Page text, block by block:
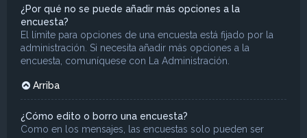
¿Por qué no se puede añadir más opciones a la
encuesta?
El límite para opciones de una encuesta está fijado por la
administración. Si necesita añadir más opciones a la
encuesta, comuníquese con La Administración.
Arriba
¿Cómo edito o borro una encuesta?
Como en los mensajes, las encuestas solo pueden ser